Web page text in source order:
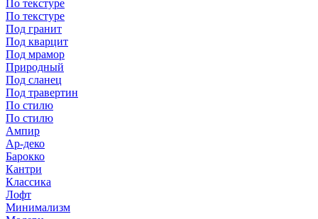
По текстуре
По текстуре
Под гранит
Под кварцит
Под мрамор
Природный
Под сланец
Под травертин
По стилю
По стилю
Ампир
Ар-деко
Барокко
Кантри
Классика
Лофт
Минимализм